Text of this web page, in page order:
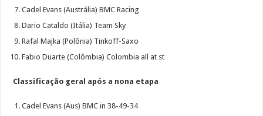
Cadel Evans (Austrália) BMC Racing
Dario Cataldo (Itália) Team Sky
Rafal Majka (Polônia) Tinkoff-Saxo
Fabio Duarte (Colômbia) Colombia all at st
Classificação geral após a nona etapa
Cadel Evans (Aus) BMC in 38-49-34